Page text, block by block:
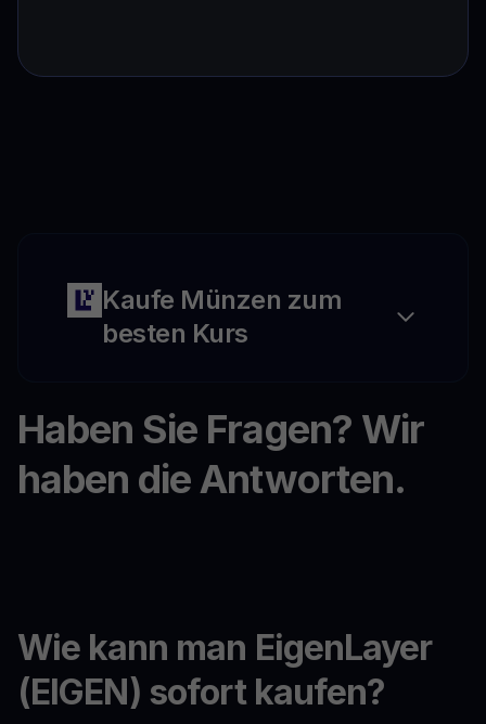
Kaufe Münzen zum
besten Kurs
Haben Sie Fragen? Wir
haben die Antworten.
Wie kann man EigenLayer
(EIGEN) sofort kaufen?